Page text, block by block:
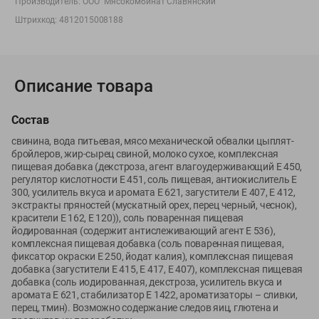
Вакансии👋
Корпоративный сайт Green
Минске.
Юридическая информация и условия пользовательского
соглашения
Номер уполномоченных рассматривать обращения покупателей в
соответствии с законодательством об обращениях граждан и
юридических лиц: Отдел торговли и услуг Администрации
Фрунзенского района г. Минска + 375 17 272 73 84 .
Номер и адрес электронной почты лица, уполномоченного
продавцом рассматривать обращения покупателей о нарушении их
прав, предусмотренных законодательством о защите прав
потребителей: +375 44 560-60-61, shop@green-dostavka.by.
Способы оплаты товара:
Штрихкод:4812015008188
Описание товара
Состав
свинина, вода питьевая, мясо механической обвалки цыплят-
бройлеров, жир-сырец свиной, молоко сухое, комплексная
пищевая добавка (декстроза, агент влагоудерживающий Е 450,
регулятор кислотности Е 451, соль пищевая, антиокислитель Е
300, усилитель вкуса и аромата Е 621, загустители Е 407, Е 412,
экстракты пряностей (мускатный орех, перец черный, чеснок),
красители Е 162, Е 120)), соль поваренная пищевая
йодированная (содержит антислеживающий агент Е 536),
комплексная пищевая добавка (соль поваренная пищевая,
фиксатор окраски Е 250, йодат калия), комплексная пищевая
добавка (загустители Е 415, Е 417, Е 407), комплексная пищевая
добавка (соль иодированная, декстроза, усилитель вкуса и
аромата Е 621, стабилизатор Е 1422, ароматизаторы – сливки,
перец, тмин). Возможно содержание следов яиц, глютена и